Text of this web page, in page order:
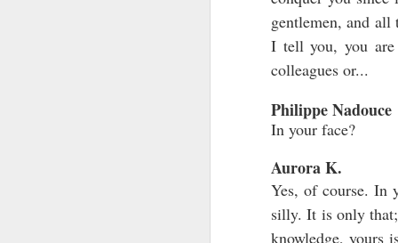
gentlemen, and
I tell you, you are
colleagues or...
Philippe Nadouce
In your face?
Aurora K.
Yes, of course. In
silly. It is only
knowledge, yours